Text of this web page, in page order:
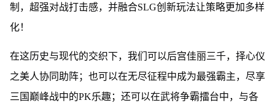
制，超强对战打击感，并融合SLG创新玩法让策略更加多样
化！
在这历史与现代的交织下，我们可以后宫佳丽三千，择心仪
之美人协同助阵；也可以在无尽征程中成为最强霸主，尽享
三国巅峰战中的PK乐趣；还可以在武将争霸擂台中，与各